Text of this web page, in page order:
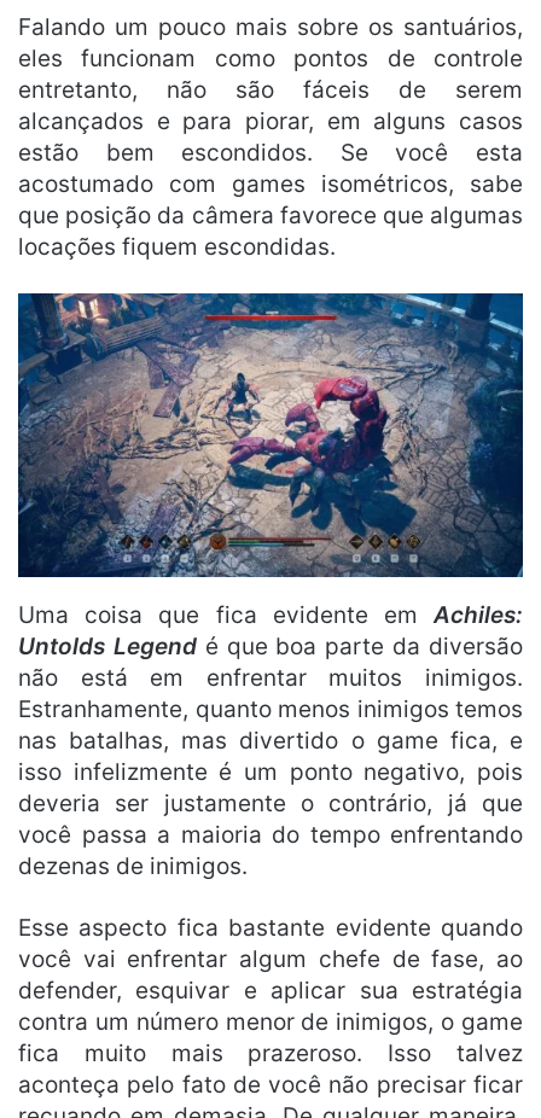
Falando um pouco mais sobre os santuários,
eles funcionam como pontos de controle
entretanto, não são fáceis de serem
alcançados e para piorar, em alguns casos
estão bem escondidos. Se você esta
acostumado com games isométricos, sabe
que posição da câmera favorece que algumas
locações fiquem escondidas.
Uma coisa que fica evidente emAchiles:
Untolds Legendé que boa parte da diversão
não está em enfrentar muitos inimigos.
Estranhamente, quanto menos inimigos temos
nas batalhas, mas divertido o game fica, e
isso infelizmente é um ponto negativo, pois
deveria ser justamente o contrário, já que
você passa a maioria do tempo enfrentando
dezenas de inimigos.
Esse aspecto fica bastante evidente quando
você vai enfrentar algum chefe de fase, ao
defender, esquivar e aplicar sua estratégia
contra um número menor de inimigos, o game
fica muito mais prazeroso. Isso talvez
aconteça pelo fato de você não precisar ficar